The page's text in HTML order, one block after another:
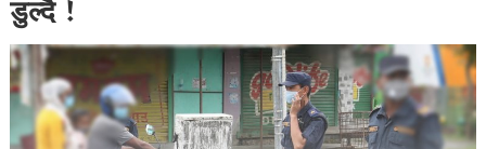
डुल्दै !